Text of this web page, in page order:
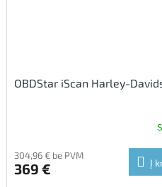
OBDStar iScan Harley-
304,96 € be PVM
369 € Į